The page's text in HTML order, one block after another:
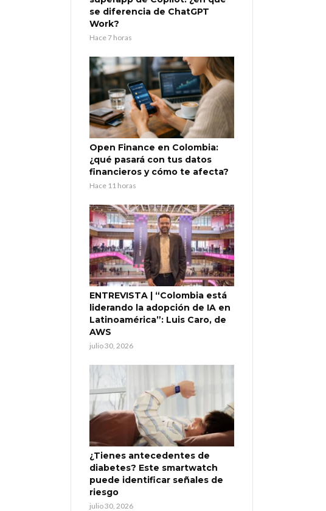
se diferencia de ChatGPT
Work?
Hace 7 horas
Open Finance en Colombia:
¿qué pasará con tus datos
financieros y cómo te afecta?
Hace 11 horas
ENTREVISTA | “Colombia está
liderando la adopción de IA en
Latinoamérica”: Luis Caro, de
AWS
julio 30, 2026
¿Tienes antecedentes de
diabetes? Este smartwatch
puede identificar señales de
riesgo
julio 30, 2026